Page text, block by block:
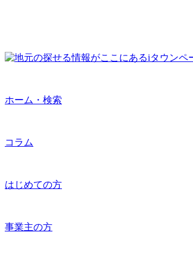
ホーム・検索
コラム
はじめての方
事業主の方